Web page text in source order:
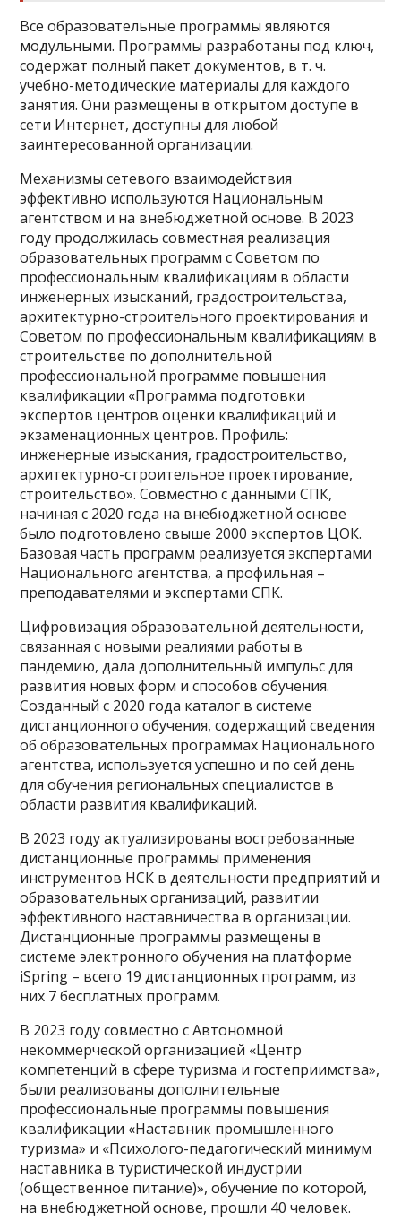
Все образовательные программы являются
модульными. Программы разработаны под ключ,
содержат полный пакет документов, в т. ч.
учебно-методические материалы для каждого
занятия. Они размещены в открытом доступе в
сети Интернет, доступны для любой
заинтересованной организации.
Механизмы сетевого взаимодействия
эффективно используются Национальным
агентством и на внебюджетной основе. В 2023
году продолжилась совместная реализация
образовательных программ с Советом по
профессиональным квалификациям в области
инженерных изысканий, градостроительства,
архитектурно-строительного проектирования и
Советом по профессиональным квалификациям в
строительстве по дополнительной
профессиональной программе повышения
квалификации «Программа подготовки
экспертов центров оценки квалификаций и
экзаменационных центров. Профиль:
инженерные изыскания, градостроительство,
архитектурно-строительное проектирование,
строительство». Совместно с данными СПК,
начиная с 2020 года на внебюджетной основе
было подготовлено свыше 2000 экспертов ЦОК.
Базовая часть программ реализуется экспертами
Национального агентства, а профильная –
преподавателями и экспертами СПК.
Цифровизация образовательной деятельности,
связанная с новыми реалиями работы в
пандемию, дала дополнительный импульс для
развития новых форм и способов обучения.
Созданный с 2020 года каталог в системе
дистанционного обучения, содержащий сведения
об образовательных программах Национального
агентства, используется успешно и по сей день
для обучения региональных специалистов в
области развития квалификаций.
В 2023 году актуализированы востребованные
дистанционные программы применения
инструментов НСК в деятельности предприятий и
образовательных организаций, развитии
эффективного наставничества в организации.
Дистанционные программы размещены в
системе электронного обучения на платформе
iSpring – всего 19 дистанционных программ, из
них 7 бесплатных программ.
В 2023 году совместно с Автономной
некоммерческой организацией «Центр
компетенций в сфере туризма и гостеприимства»,
были реализованы дополнительные
профессиональные программы повышения
квалификации «Наставник промышленного
туризма» и «Психолого-педагогический минимум
наставника в туристической индустрии
(общественное питание)», обучение по которой,
на внебюджетной основе, прошли 40 человек.